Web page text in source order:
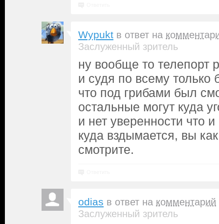
Wypukt в ответ на
Заслуженный зритель
ну вообще то телепорт
и судя по всему только
что под грибами был
остальные могут куда
и нет уверенности что
куда вздымается, вы
смотрите.
odias в ответ на комментарий
Заслуженный зритель